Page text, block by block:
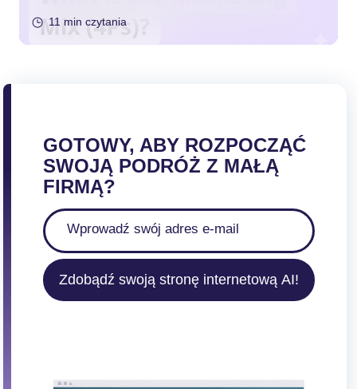
11 min czytania
GOTOWY, ABY ROZPOCZĄĆ
SWOJĄ PODRÓŻ Z MAŁĄ
FIRMĄ?
Zdobądź swoją stronę internetową AI!